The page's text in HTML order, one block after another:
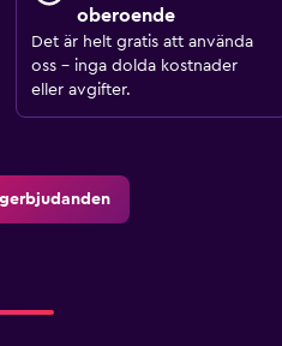
oberoende
Det är helt gratis att använda
oss – inga dolda kostnader
eller avgifter.